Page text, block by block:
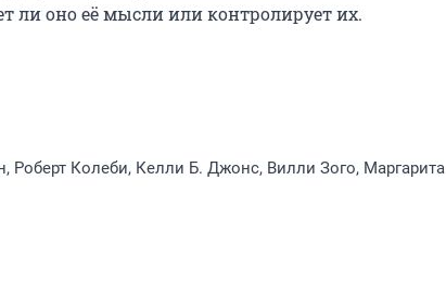
ли оно её мысли или контролирует их.
Роберт Колеби, Келли Б. Джонс, Вилли Зого, Маргарита